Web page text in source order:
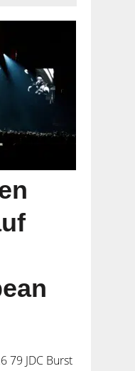
79 JDC Burst